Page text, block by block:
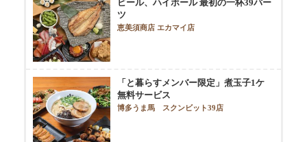
ビール、ハイボール 最初の一杯39バー
ツ
恵美須商店 エカマイ店
「と暮らすメンバー限定」煮玉子1ケ
無料サービス
博多うま馬 スクンビット39店